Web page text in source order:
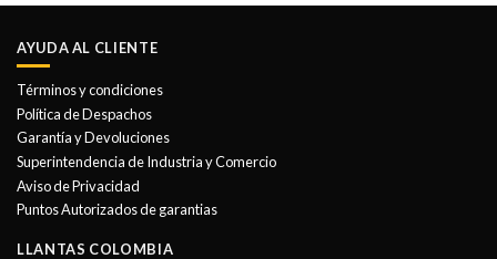
AYUDA AL CLIENTE
Términos y condiciones
Política de Despachos
Garantía y Devoluciones
Superintendencia de Industria y Comercio
Aviso de Privacidad
Puntos Autorizados de garantias
LLANTAS COLOMBIA